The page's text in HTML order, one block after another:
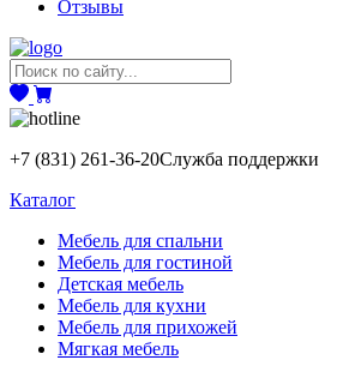
Отзывы
+7 (831) 261-36-20Служба поддержки
Каталог
Мебель для спальни
Мебель для гостиной
Детская мебель
Мебель для кухни
Мебель для прихожей
Мягкая мебель